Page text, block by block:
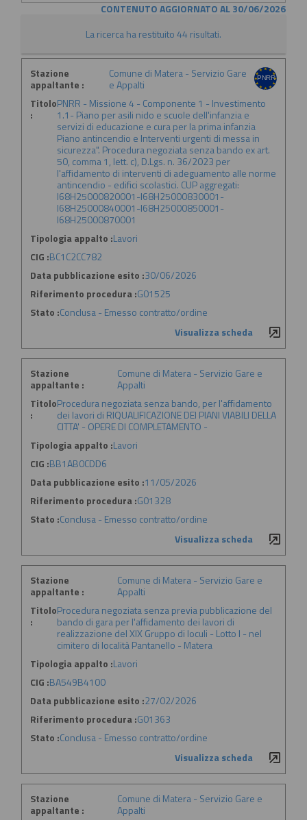
CONTENUTO AGGIORNATO AL 30/06/2026
La ricerca ha restituito 44 risultati.
Stazione
appaltante :
Comune di Matera - Servizio Gare
e Appalti
Titolo
:
PNRR - Missione 4 - Componente 1 - Investimento
1.1- Piano per asili nido e scuole dell'infanzia e
servizi di educazione e cura per la prima infanzia
Piano antincendio e Interventi urgenti di messa in
sicurezza". Procedura negoziata senza bando ex art.
50, comma 1, lett. c), D.Lgs. n. 36/2023 per
l'affidamento di interventi di adeguamento alle norme
antincendio - edifici scolastici. CUP aggregati:
I68H25000820001-I68H25000830001-
I68H25000840001-I68H25000850001-
I68H25000870001
Tipologia appalto :Lavori
CIG :BC1C2CC782
Data pubblicazione esito :30/06/2026
Riferimento procedura :G01525
Stato :Conclusa - Emesso contratto/ordine
Visualizza scheda
Stazione
appaltante :
Comune di Matera - Servizio Gare e
Appalti
Titolo
:
Procedura negoziata senza bando, per l'affidamento
dei lavori di RIQUALIFICAZIONE DEI PIANI VIABILI DELLA
CITTA' - OPERE DI COMPLETAMENTO -
Tipologia appalto :Lavori
CIG :BB1AB0CDD6
Data pubblicazione esito :11/05/2026
Riferimento procedura :G01328
Stato :Conclusa - Emesso contratto/ordine
Visualizza scheda
Stazione
appaltante :
Comune di Matera - Servizio Gare e
Appalti
Titolo
:
Procedura negoziata senza previa pubblicazione del
bando di gara per l'affidamento dei lavori di
realizzazione del XIX Gruppo di loculi - Lotto I - nel
cimitero di località Pantanello - Matera
Tipologia appalto :Lavori
CIG :BA549B4100
Data pubblicazione esito :27/02/2026
Riferimento procedura :G01363
Stato :Conclusa - Emesso contratto/ordine
Visualizza scheda
Stazione
appaltante :
Comune di Matera - Servizio Gare e
Appalti